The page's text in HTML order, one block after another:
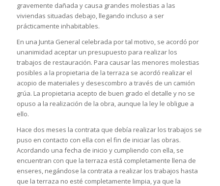
gravemente dañada y causa grandes molestias a las
viviendas situadas debajo, llegando incluso a ser
prácticamente inhabitables.
En una Junta General celebrada por tal motivo, se acordó por
unanimidad aceptar un presupuesto para realizar los
trabajos de restauración. Para causar las menores molestias
posibles a la propietaria de la terraza se acordó realizar el
acopio de materiales y desescombro a través de un camión
grúa. La propietaria acepto de buen grado el detalle y no se
opuso a la realización de la obra, aunque la ley le obligue a
ello.
Hace dos meses la contrata que debía realizar los trabajos se
puso en contacto con ella con el fin de iniciar las obras.
Acordando una fecha de inicio y cumpliendo con ella, se
encuentran con que la terraza está completamente llena de
enseres, negándose la contrata a realizar los trabajos hasta
que la terraza no esté completamente limpia, ya que la